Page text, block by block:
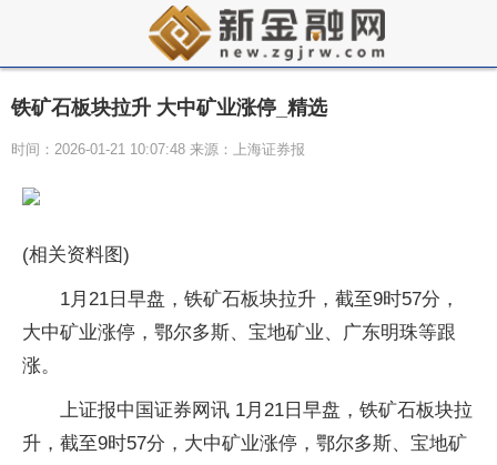
铁矿石板块拉升 大中矿业涨停_精选
时间：2026-01-21 10:07:48 来源：上海证券报
(相关资料图)
1月21日早盘，铁矿石板块拉升，截至9时57分，
大中矿业涨停，鄂尔多斯、宝地矿业、广东明珠等跟
涨。
上证报中国证券网讯 1月21日早盘，铁矿石板块拉
升，截至9时57分，大中矿业涨停，鄂尔多斯、宝地矿